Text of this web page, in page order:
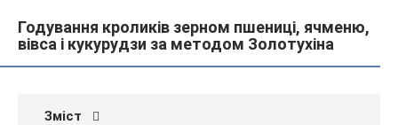
Годування кроликів зерном пшениці, ячменю,
вівса і кукурудзи за методом Золотухіна
Зміст